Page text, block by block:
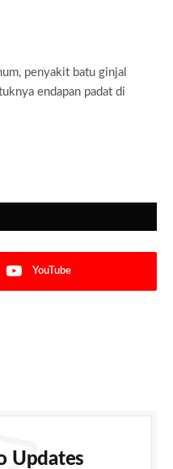
penyakit batu ginjal
endapan padat di
YouTube
Updates